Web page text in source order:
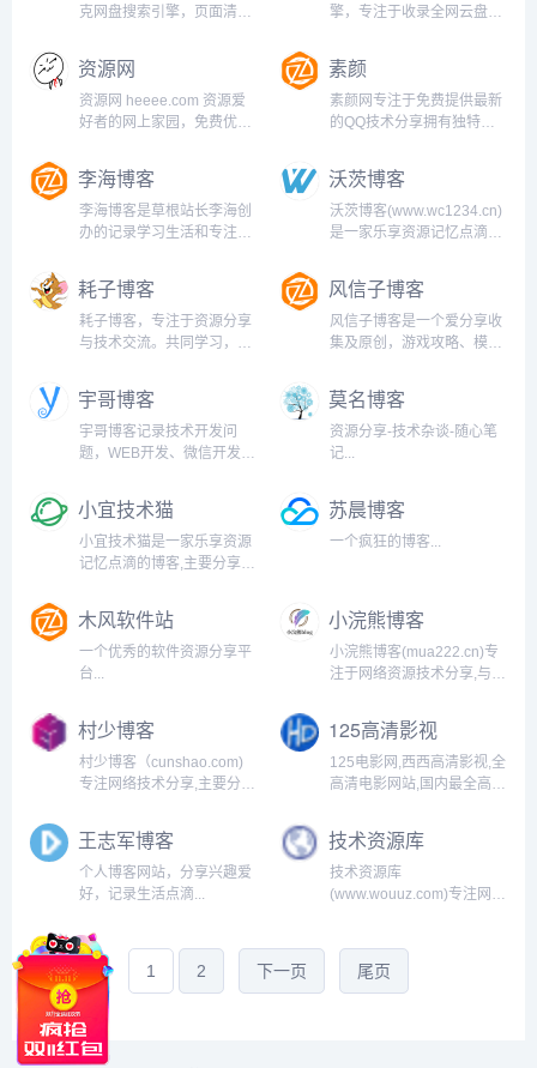
的加入。...
技术资源，努力为各位网友
克网盘搜索引擎，页面清
短剧、综艺、动漫等夸克网
盘资源搜索。只需输入关键
词，即可快速找到相关夸克
网盘资源。...
擎，专注于收录全网云盘资
盘、夸克云盘、迅雷云盘等
网盘资源的全文检索。实时
更新，海量资源。您想要的
这里都有！...
资源网
资源网 heeee.com 资源爱
好者的网上家园，免费优质
素颜
素颜网专注于免费提供最新
的QQ技术分享拥有独特领
控QQ活动动态,多方面性质
资源分享,免费源码交流学习
基地,绿色、安全、搞笑的软
件基地....
李海博客
李海博客是草根站长李海创
办的记录学习生活和专注于
术分享交流的个人博客网站,
为企业和个人提供网站建设
服务和网站建设培训。...
沃茨博客
沃茨博客(www.wc1234.cn)
是一家乐享资源记忆点滴的
络技术,模板主题,各类资源,
各类教程,手机应用,致力创
造一个高质量的分享平台....
耗子博客
耗子博客，专注于资源分享
与技术交流。共同学习，一
带来的快乐 –...
风信子博客
风信子博客是一个爱分享收
集及原创，游戏攻略、模板
生活点滴的网站。...
宇哥博客
宇哥博客记录技术开发问
题，WEB开发、微信开发技
莫名博客
资源分享-技术杂谈-随心笔
记...
小宜技术猫
小宜技术猫是一家乐享资源
记忆点滴的博客,主要分享程
教程,网络技术,免费空间,模
板插件,各类资源,各类教程,
软件分享,致力创造一个高质
量分享平台。...
苏晨博客
一个疯狂的博客...
木风软件站
一个优秀的软件资源分享平
台...
小浣熊博客
小浣熊博客(mua222.cn)专
注于网络资源技术分享,与原
源码,精选教程,全网优秀软
件,便捷工具,活动分享,努力
打造高质量资源分享平台....
村少博客
村少博客（cunshao.com)
专注网络技术分享,主要分享
码,模板插件,活动分享,各类
教程,软件,QQ资源,致力创造
一个高质量分享平台....
125高清影视
125电影网,西西高清影视,全
高清电影网站,国内最全高清
分享,高清电影下载,最新高
清美剧,高清字幕,以及最新
影评...
王志军博客
个人博客网站，分享兴趣爱
好，记录生活点滴...
技术资源库
技术资源库
(www.wouuz.com)专注网络
软件,科学上网,资料网站,致
1 2 下一页 尾页